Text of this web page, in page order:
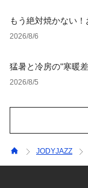
もう絶対焼かない
2026/8/6
猛暑と冷房の"寒暖
2026/8/5
JODYJAZZ